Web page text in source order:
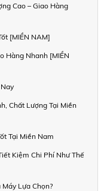
Cao – Giao Hàng
[MIỀN NAM]
Hàng Nhanh [MIỀN
Chất Lượng Tại Miền
Tại Miền Nam
Kiệm Chi Phí Như Thế
Lựa Chọn?